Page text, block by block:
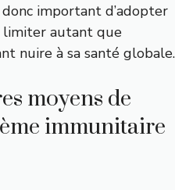
important d’adopter
limiter autant que
nuire à sa santé globale.
moyens de
immunitaire